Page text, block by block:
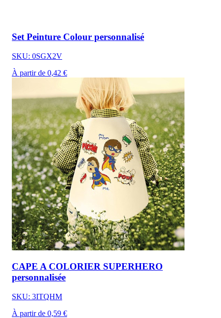
Set Peinture Colour personnalisé
SKU: 0SGX2V
À partir de 0,42 €
CAPE A COLORIER SUPERHERO
personnalisée
SKU: 3ITQHM
À partir de 0,59 €